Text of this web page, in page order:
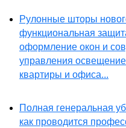
Рулонные шторы
функциональная
оформление окон и
управления
квартиры и офиса...
Полная генеральная
как проводится